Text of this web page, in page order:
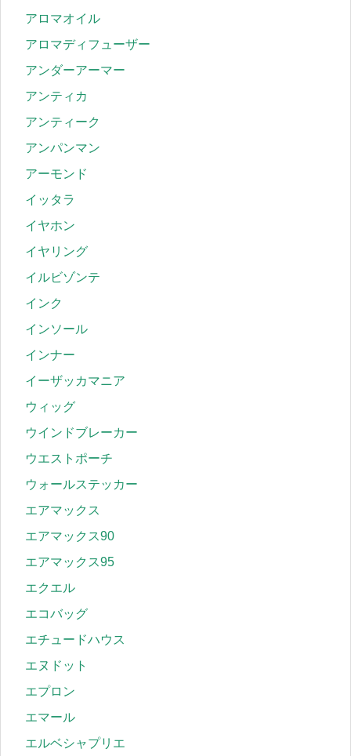
アロマオイル
アロマディフューザー
アンダーアーマー
アンティカ
アンティーク
アンパンマン
アーモンド
イッタラ
イヤホン
イヤリング
イルビゾンテ
インク
インソール
インナー
イーザッカマニア
ウィッグ
ウインドブレーカー
ウエストポーチ
ウォールステッカー
エアマックス
エアマックス90
エアマックス95
エクエル
エコバッグ
エチュードハウス
エヌドット
エプロン
エマール
エルベシャプリエ